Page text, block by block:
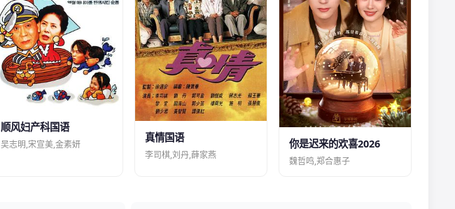
顺风妇产科国语
吴志明,宋宣美,金素妍
真情国语
李司棋,刘丹,薛家燕
你是迟来的欢喜2026
魏哲鸣,郑合惠子